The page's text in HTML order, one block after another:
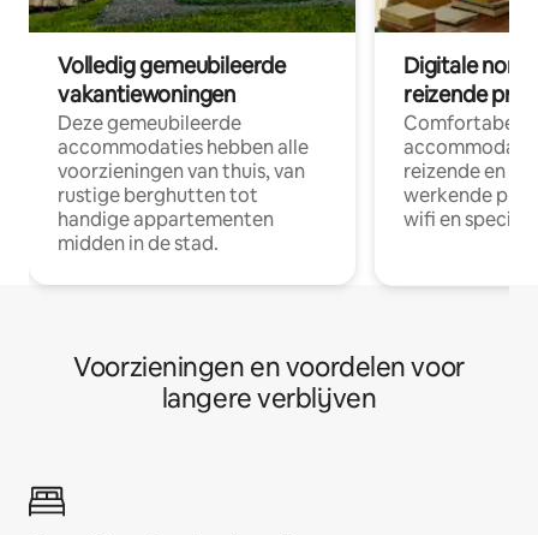
Volledig gemeubileerde
vakantiewoningen
Deze gemeubileerde
accommodaties hebben alle
voorzieningen van thuis, van
rustige berghutten tot
handige appartementen
midden in de stad.
Digitale
reizende
Comfortabele
reizende en
werkende
wifi en
Voorzieningen en voordelen voor
langere verblijven